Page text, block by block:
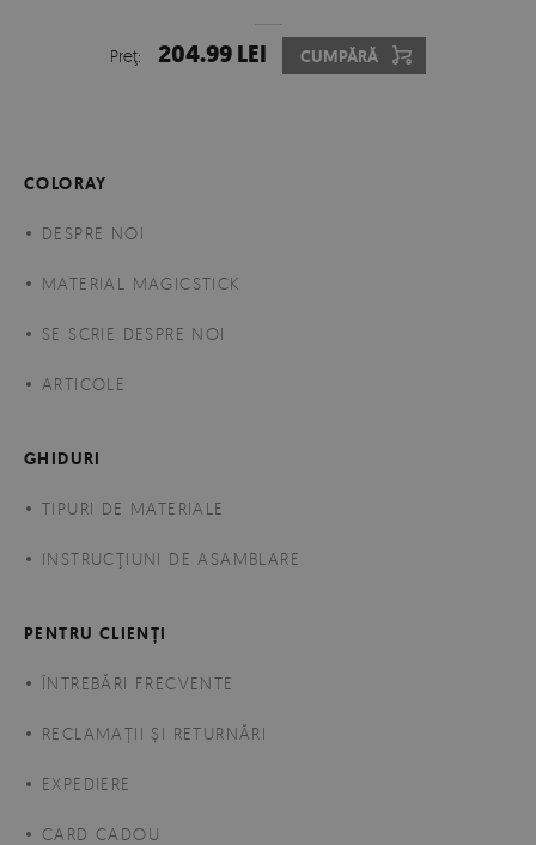
Preţ: 204.99 LEI CUMPĂRĂ
COLORAY
DESPRE NOI
MATERIAL MAGICSTICK
SE SCRIE DESPRE NOI
ARTICOLE
GHIDURI
TIPURI DE MATERIALE
INSTRUCŢIUNI DE ASAMBLARE
PENTRU CLIENȚI
ÎNTREBĂRI FRECVENTE
RECLAMAȚII ȘI RETURNĂRI
EXPEDIERE
CARD CADOU